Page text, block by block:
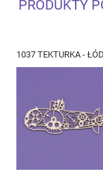
PRODUKTY
1037 TEKTURKA -